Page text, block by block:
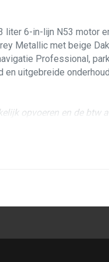
6-in-lijn N53 motor
Metallic met beige
Professional,
en uitgebreide
opvoeren en de btw
heeft steeds
heerlijk strak. Uiterlijk
en verkeert in
auto kunt u met vijf